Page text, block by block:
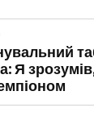
Я